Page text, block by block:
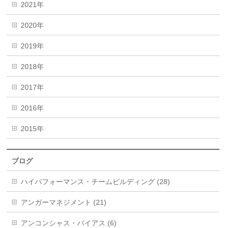
2021年
2020年
2019年
2018年
2017年
2016年
2015年
ブログ
ハイパフォーマンス・チームビルディング (28)
アンガーマネジメント (21)
アンコンシャス・バイアス (6)